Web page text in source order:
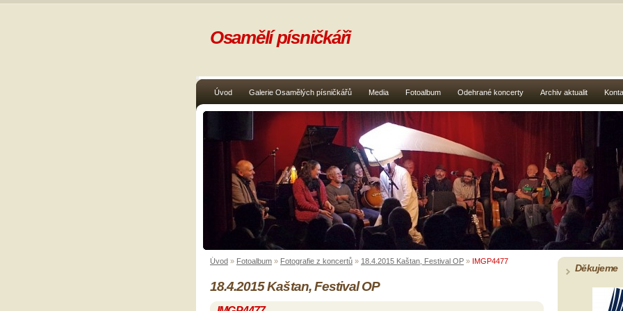
Úvod Galerie Osamělých písničkářů Media Fotoalbum Odehrané koncerty Archiv aktualit
Osamělí písničkáři
Úvod » Fotoalbum » Fotografie z koncertů » 18.4.2015 Kaštan, Festival OP » IMGP4477
18.4.2015 Kaštan, Festival OP
Děkujeme